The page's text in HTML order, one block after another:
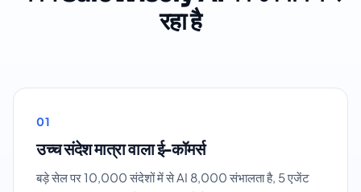
रहा है
01
उच्च संदेश मात्रा वाला ई-कॉमर्स
बड़े सेल पर 10,000 संदेशों में से AI 8,000 संभालता है, 5 एजेंट